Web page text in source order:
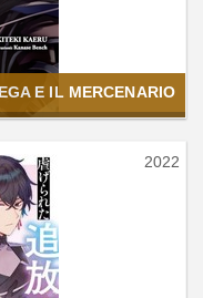
E IL MERCENARIO
2022